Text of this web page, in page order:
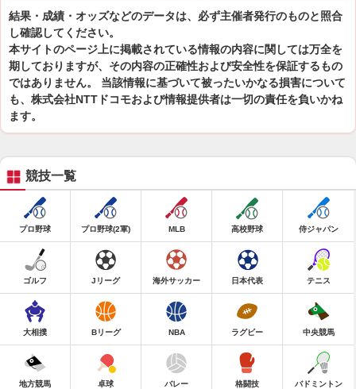
結果・成績・オッズなどのデータは、必ず主催者発行のものと照合
し確認してください。
本サイトのページ上に掲載されている情報の内容に関しては万全を
期しておりますが、その内容の正確性および安全性を保証するもの
ではありません。 当該情報に基づいて被ったいかなる損害について
も、株式会社NTTドコモおよび情報提供者は一切の責任を負いかね
ます。
競技一覧
プロ野球 プロ野球(2軍) MLB 高校野球 侍ジャパン
ゴルフ Jリーグ 海外サッカー 日本代表 テニス
大相撲 Bリーグ NBA ラグビー 中央競馬
地方競馬 卓球 バレー 格闘技 バドミントン